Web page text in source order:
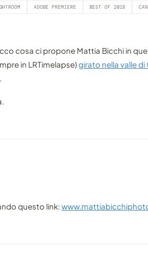
ADOBE PREMIERE BEST OF 2018
cosa ci propone Mattia Bicchi in
in LRTimelapse)girato nella valle di
questo link: